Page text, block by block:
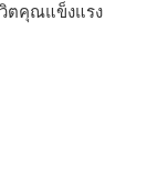
ตคุณแข็งแรง